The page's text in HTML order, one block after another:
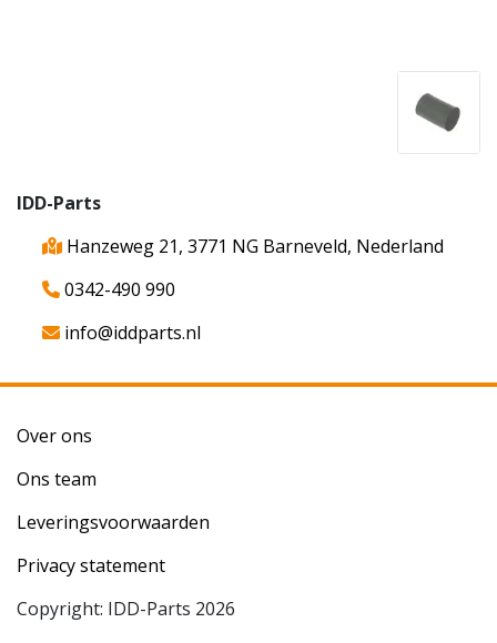
IDD-Parts
Hanzeweg 21, 3771 NG Barneveld, Nederland
0342-490 990
info@iddparts.nl
Over ons
Ons team
Leveringsvoorwaarden
Privacy statement
Copyright: IDD-Parts 2026